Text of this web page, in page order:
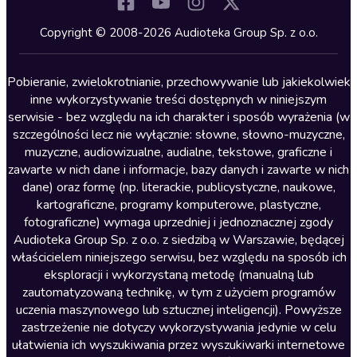
Kryminały
Lektury szkolne
Literatura anglojęzyczna
Literatura faktu
Literatura obyczajowa
Literatura piękna obca
Literatura piękna polska
Nagrania relaksacyjne
Nauka języków
Nauki humanistyczne
Podcasty i audycje
Polityka
Prasa
Copyright © 2008-2026 Audioteka Group Sp. z o.o.
Pobieranie, zwielokrotnianie, przechowywanie lub jakiekolwiek
inne wykorzystywanie treści dostępnych w niniejszym
serwisie - bez względu na ich charakter i sposób wyrażenia (w
szczególności lecz nie wyłącznie: słowne, słowno-muzyczne,
muzyczne, audiowizualne, audialne, tekstowe, graficzne i
zawarte w nich dane i informacje, bazy danych i zawarte w nich
dane) oraz formę (np. literackie, publicystyczne, naukowe,
kartograficzne, programy komputerowe, plastyczne,
fotograficzne) wymaga uprzedniej i jednoznacznej zgody
Audioteka Group Sp. z o.o. z siedzibą w Warszawie, będącej
właścicielem niniejszego serwisu, bez względu na sposób ich
eksploracji i wykorzystaną metodę (manualną lub
zautomatyzowaną technikę, w tym z użyciem programów
uczenia maszynowego lub sztucznej inteligencji). Powyższe
zastrzeżenie nie dotyczy wykorzystywania jedynie w celu
ułatwienia ich wyszukiwania przez wyszukiwarki internetowe